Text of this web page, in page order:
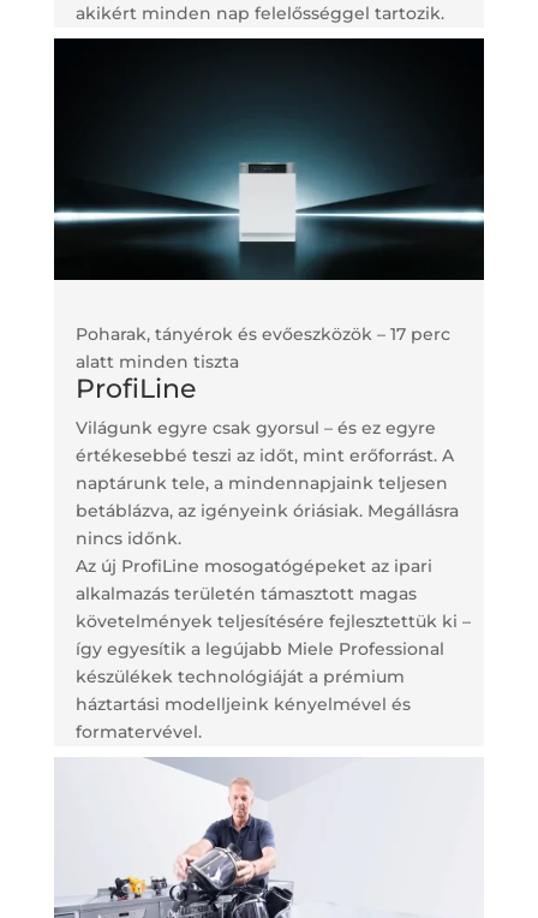
akikért minden nap felelősséggel tartozik.
Poharak, tányérok és evőeszközök – 17 perc
alatt minden tiszta
ProfiLine
Világunk egyre csak gyorsul – és ez egyre
értékesebbé teszi az időt, mint erőforrást. A
naptárunk tele, a mindennapjaink teljesen
betáblázva, az igényeink óriásiak. Megállásra
nincs időnk.
Az új ProfiLine mosogatógépeket az ipari
alkalmazás területén támasztott magas
követelmények teljesítésére fejlesztettük ki –
így egyesítik a legújabb Miele Professional
készülékek technológiáját a prémium
háztartási modelljeink kényelmével és
formatervével.